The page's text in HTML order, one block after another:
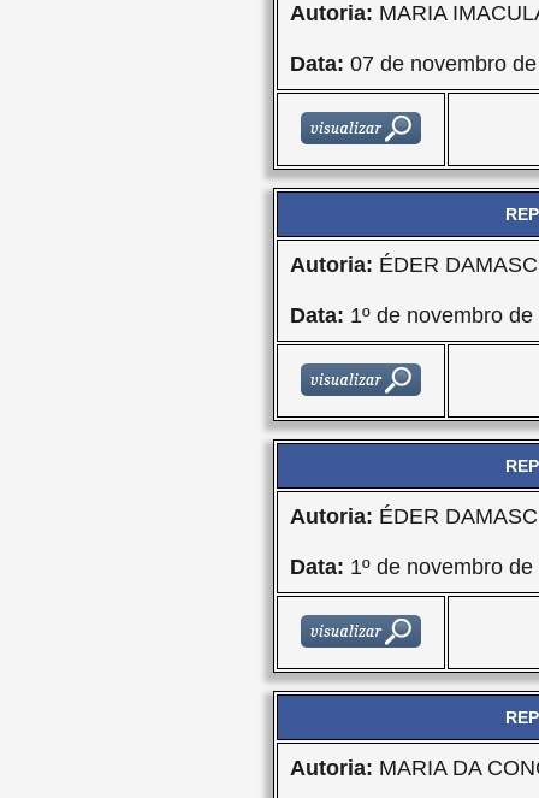
Autoria: MARIA
Data: 07 de novembro
Autoria: ÉDER
Data: 1º de novembro de
Autoria: ÉDER
Data: 1º de novembro de
Autoria: MARIA DA